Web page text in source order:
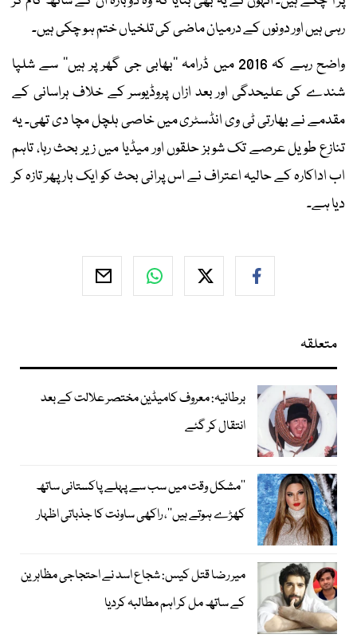
رہی ہیں اور دونوں کے درمیان ماضی کی تلخیاں ختم ہو چکی ہیں۔
واضح رہے کہ 2016 میں ڈرامہ ’’بھابی جی گھر پر ہیں‘‘ سے شلپا
شندے کی علیحدگی اور بعد ازاں پروڈیوسر کے خلاف ہراسانی کے
مقدمے نے بھارتی ٹی وی انڈسٹری میں خاصی ہلچل مچا دی تھی۔ یہ
تنازع طویل عرصے تک شوبز حلقوں اور میڈیا میں زیر بحث رہا، تاہم
اب اداکارہ کے حالیہ اعتراف نے اس پرانی بحث کو ایک بار پھر تازہ کر
دیا ہے۔
متعلقہ
برطانیہ: معروف کامیڈین مختصر علالت کے بعد
انتقال کر گئے
’’مشکل وقت میں سب سے پہلے پاکستانی ساتھ
کھڑے ہوتے ہیں‘‘، راکھی ساونت کا جذباتی اظہار
میر رضا قتل کیس: شجاع اسد نے احتجاجی مظاہرین
کے ساتھ مل کر اہم مطالبہ کردیا